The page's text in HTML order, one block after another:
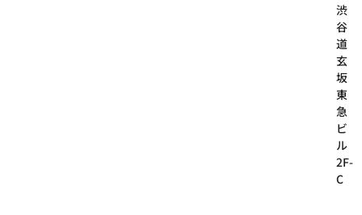
渋
谷
道
玄
坂
東
急
ビ
ル
2F-
C